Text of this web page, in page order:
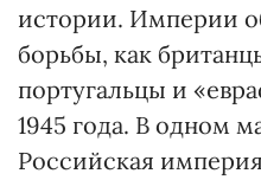
истории. Империи
борьбы, как
португальцы и
1945 года. В одном
Российская